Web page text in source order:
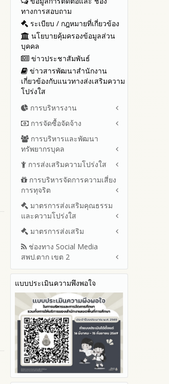
ทางการสอบถาม
ระเบียบ / กฎหมายที่เกี่ยวข้อง
นโยบายคุ้มครองข้อมูลส่วน
บุคคล
ข่าวประชาสัมพันธ์
ข่าวสารพัฒนาสำนักงาน
เกี่ยวข้องกับแนวทางส่งเสริมความ
โปร่งใส
การบริหารงาน
แผนยุทธศาสตร์หรือแผนพัฒนา
สำนักงานเขตพื้นที่การศึกษา
แผนและความก้าวหน้าในการ
ประจำปีงบประมาณ
ปีงบประมาณ 2569
ปีงบประมาณ 2568
ปีงบประมาณ 2567
ปีงบประมาณ 2566
ปีงบประมาณ 2565
รายงานผลการดำเนินงาน
ประจำปี
รายงานผลปี 2567
รายงานผลปี 2566
รายงานผลปี 2565
รายงานผลปี 2564
คู่มือหรือแนวทางการปฏิบัติงาน
ของเจ้าหน้าที่
คู่มือหรือแนวทางการขอรับ
บริการสำหรับผู้รับบริการหรือผู้มา
ติดต่อ
ระบบการให้บริการผ่านช่อง
การจัดซื้อจัดจ้าง
สรุปผลการจัดซื้อจัดจ้างหรือการ
จัดหาพัสดุรายเดือน ประจำ
ปีงบประมาณ พ.ศ.2569 (แบบ
สขร.1)
รายงานสรุปผลการจัดซื้อจัดจ้าง
หรือการจัดหาพัสดุของสำนักงาน
เขตพื้นที่การศึกษา ประจำ
ปีงบประมาณ พ.ศ. 2568
การบริหารและพัฒนา
ทรัพยากรบุคล
หลักเกณฑ์และแผนการบริหาร
และพัฒนาทรัพยากรบุคลล ประจำ
ปีงบประมาณ พ.ศ.2569
พัฒนาทรัพยากรบุคคลประจำ
ปีงบประมาณ
ประมวลจริยธรรมและการขับ
เคลื่อนจริยธรรม
การส่งเสริมความโปร่งใส
แนวปฏิบัติการจัดการเรื่องร้อง
เรียนการทุจริตและประพฤติมิชอบ
ช่องทางแจ้งเรื่องร้องเรียนการ
ทุจริตและประพฤติมิชอบ
ข้อมูลสถิติเรื่องร้องเรียนการ
ทุจริตและประพฤติมิชอบ ประจำ
ปีงบประมาณ
การเปิดโอกาสให้มีส่วนร่วมใน
การดำเนินงานปีงบประมาณ
การบริหารจัดการความเสี่ยง
การทุจริต
การขับเคลื่อนนโยบาย No Gift
Policy จากการปฏิบัติหน้าที่ และ
การเสริมสร้างความรู้เกี่ยวกับหลัก
เกณฑ์การรับ ทรัพย์สินหรือประ
โปยชน์อื่นใดโดยธรรมจรรยาของ
เจ้าพนักงานของรัฐ
การประเมินความเสี่ยง ใน
สำนักงานเขตพื้นที่การศึกษา
ประจำปีงบประมาณ
รายงานผลการดำเนินการตาม
แผนบริหารจัดการความเสี่ยงการ
ทุจริตของสำนักงานเขตพื้นที่การ
ศึกษา ประจำงบประมาณ
มาตรการส่งเสริมคุณธรรม
และความโปร่งใส
แผนปฏิบัติการป้องกันการทุจริต
ประจำปีงบประมาณ
2569
2568
2567
2566
2565
2564
รายงานผลการดำเนินการ
ป้องกันการทุจริตประจำปี
2568
2567
2566
มาตรการส่งเสริม
มาตรการเผยแพร่ข้อมูลต่อ
สาธารณะ
มาตรการส่งเสริมความโปร่งใสใน
การจัดซื้อจัดจ้าง
มาตราการจัดการเรื่องร้องเรียน
การทุจริต
มาตรการป้องกันการรับสินบน
มาตรการป้องกันการขัดกัน
ระหว่างผลประโยชน์ส่วนตนกับ
ส่วนรวม
มาตรการตรวจสอบการใช้ดุลพินิจ
มาตราการให้ผู้มีส่วนได้ส่วนเสียมี
ช่องทาง Social Media
สพป.ตาก เขต 2
Q&A / ชมเชย / เสนอแนะ
Facebook เพจ สพป.ตาก 2
Youtube ช่อง สพป.ตาก เขต 2
Youtube เรื่องเล่าข่าวตาก 2
แบบประเมินความพึงพอใจ